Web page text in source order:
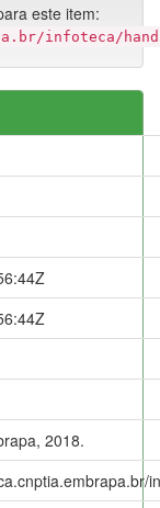
este item:
infoteca/
2018.